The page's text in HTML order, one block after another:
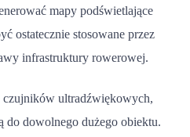
mapy podświetlające
ostatecznie stosowane przez
infrastruktury rowerowej.
czujników ultradźwiękowych,
do dowolnego dużego obiektu.